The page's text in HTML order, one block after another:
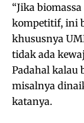
“Jika
kompetitif, ini
khususnya
tidak ada
Padahal kalau
misalnya
katanya.